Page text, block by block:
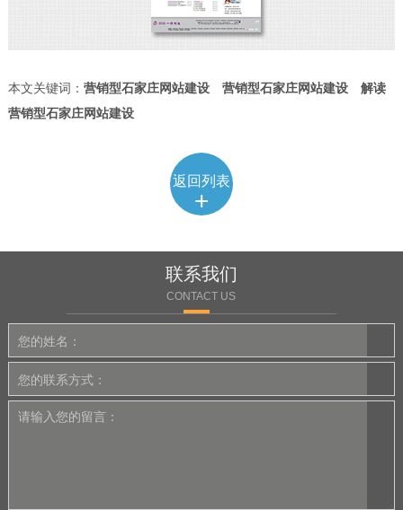
本文关键词： 营销型石家庄网站建设 营销型石家庄网站建设
解读
营销型石家庄网站建设
返回列表
+
联系我们
CONTACT US